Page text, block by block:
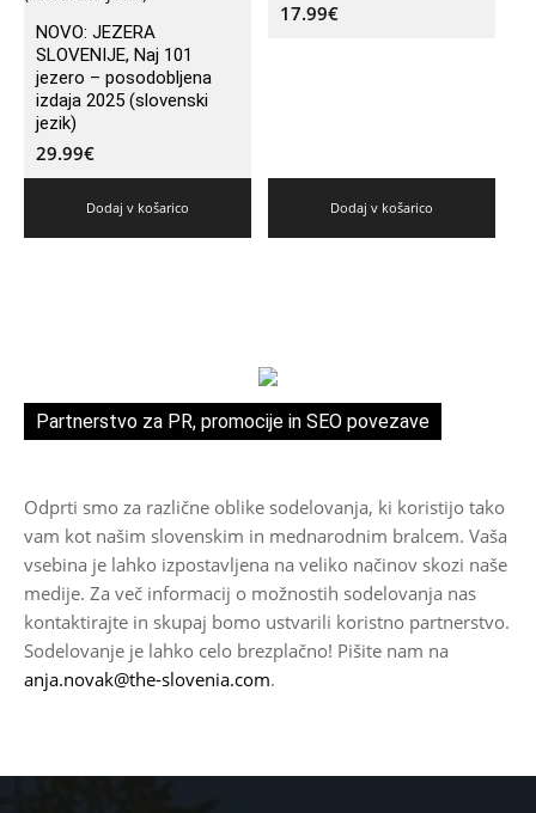
NOVO: JEZERA
SLOVENIJE, Naj 101
jezero – posodobljena
izdaja 2025 (slovenski
jezik)
29.99€
Dodaj v košarico
17.99€
Dodaj v košarico
Partnerstvo za PR, promocije in SEO povezave
Odprti smo za različne oblike sodelovanja, ki koristijo tako
vam kot našim slovenskim in mednarodnim bralcem. Vaša
vsebina je lahko izpostavljena na veliko načinov skozi naše
medije. Za več informacij o možnostih sodelovanja nas
kontaktirajte in skupaj bomo ustvarili koristno partnerstvo.
Sodelovanje je lahko celo brezplačno! Pišite nam na
anja.novak@the-slovenia.com.